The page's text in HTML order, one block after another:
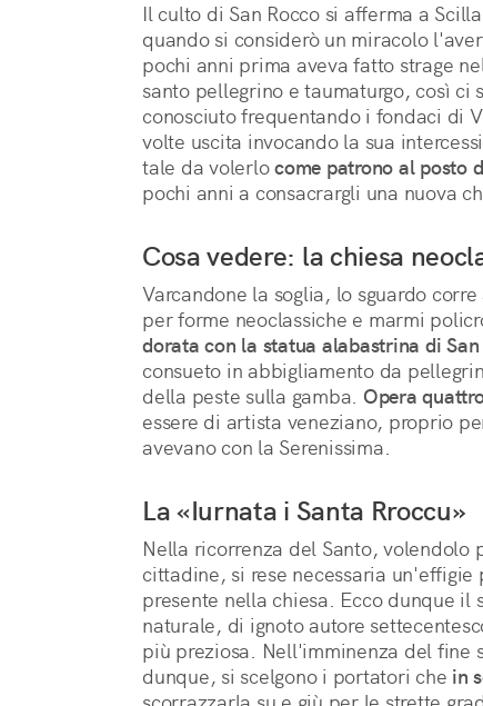
Il culto di San Rocco si afferma a
quando si considerò un miracolo
pochi anni prima aveva fatto strage
santo pellegrino e taumaturgo, così ci
conosciuto frequentando i fondaci di
volte uscita invocando la sua
tale da volerlo come patrono al posto
pochi anni a consacrargli una nuova
Cosa vedere: la chiesa
Varcandone la soglia, lo sguardo
per forme neoclassiche e marmi
dorata con la statua alabastrina di San
consueto in abbigliamento da
della peste sulla gamba. Opera
essere di artista veneziano, proprio
avevano con la Serenissima.
La «Iurnata i Santa Rroccu»
Nella ricorrenza del Santo, volendolo
cittadine, si rese necessaria
presente nella chiesa. Ecco dunque il
naturale, di ignoto autore
più preziosa. Nell'imminenza del fine
dunque, si scelgono i portatori che in